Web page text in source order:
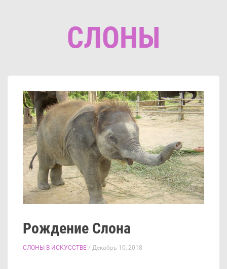
СЛОНЫ
Рождение Слона
СЛОНЫ В ИСКУССТВЕ / Декабрь 10, 2018